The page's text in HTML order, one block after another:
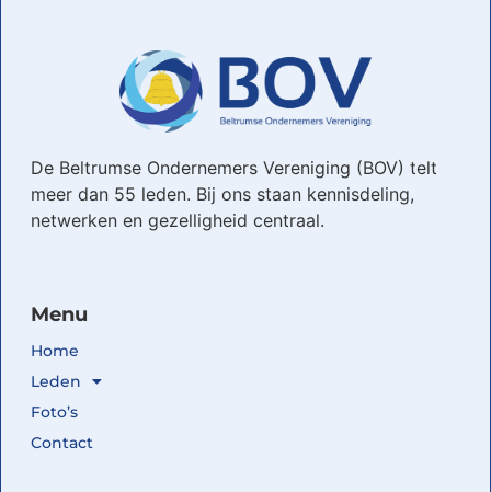
De Beltrumse Ondernemers Vereniging (BOV) telt
meer dan 55 leden. Bij ons staan kennisdeling,
netwerken en gezelligheid centraal.
Menu
Home
Leden
Foto’s
Contact